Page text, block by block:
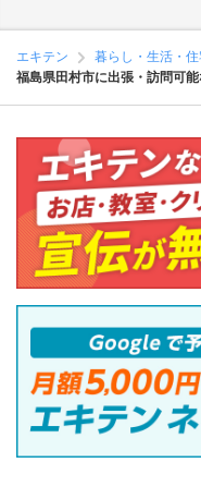
エキテン 暮らし・生活・
福島県田村市に出張・訪問可